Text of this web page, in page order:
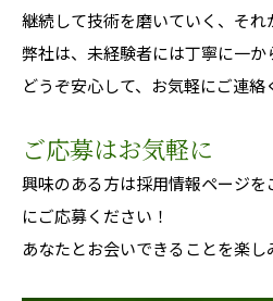
継続して技術を磨いていく、それ
弊社は、未経験者には丁寧に一か
どうぞ安心して、お気軽にご連絡
ご応募はお気軽に
興味のある方は採用情報ページ
にご応募ください！
あなたとお会いできることを楽し